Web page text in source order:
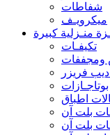
شفاطات
ميكرويـف
منـزلية كبيرة
تكيفـات
ومجففات
فريزر
بوتاجـازات
اطباق
بلت آن
بلت آن